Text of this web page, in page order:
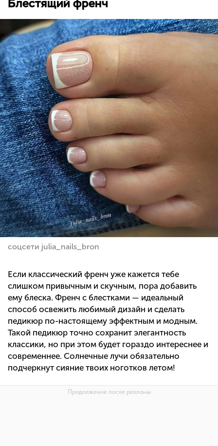
Блестящий френч
соцсети julia_nails_bron
Если классический френч уже кажется тебе
слишком привычным и скучным, пора добавить
ему блеска. Френч с блестками — идеальный
способ освежить любимый дизайн и сделать
педикюр по-настоящему эффектным и модным.
Такой педикюр точно сохранит элегантность
классики, но при этом будет гораздо интереснее и
современнее. Солнечные лучи обязательно
подчеркнут сияние твоих ноготков летом!